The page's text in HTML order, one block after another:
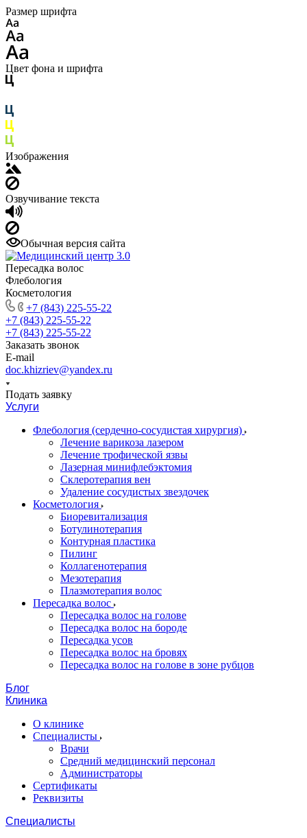
Размер шрифта
Цвет фона и шрифта
Изображения
Озвучивание текста
Обычная версия сайта
Пересадка волос
Флебология
Косметология
+7 (843) 225-55-22
+7 (843) 225-55-22
+7 (843) 225-55-22
Заказать звонок
E-mail
doc.khizriev@yandex.ru
Подать заявку
Услуги
Флебология (сердечно-сосудистая хирургия)
Лечение варикоза лазером
Лечение трофической язвы
Лазерная минифлебэктомия
Cклеротерапия вен
Удаление сосудистых звездочек
Косметология
Биоревитализация
Ботулинотерапия
Контурная пластика
Пилинг
Коллагенотерапия
Мезотерапия
Плазмотерапия волос
Пересадка волос
Пересадка волос на голове
Пересадка волос на бороде
Пересадка усов
Пересадка волос на бровях
Пересадка волос на голове в зоне рубцов
Блог
Клиника
О клинике
Специалисты
Врачи
Средний медицинский персонал
Администраторы
Сертификаты
Реквизиты
Специалисты